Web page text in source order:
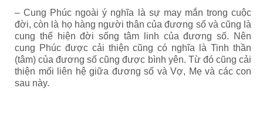
– Cung Phúc ngoài ý nghĩa là sự may mắn trong cuộc
đời, còn là họ hàng người thân của đương số và cũng là
cung thể hiện đời sống tâm linh của đương số. Nên
cung Phúc được cải thiện cũng có nghĩa là Tinh thần
(tâm) của đương số cũng được bình yên. Từ đó cũng cải
thiện mối liên hệ giữa đương số và Vợ, Mẹ và các con
sau này.